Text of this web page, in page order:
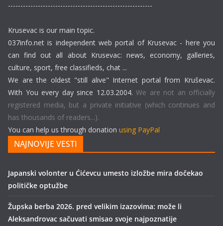
----------------------------------------------------------
Krusevac is our main topic.
037info.net is independent web portal of Krusevac - here you
can find out all about Krusevac: news, economy, galleries,
culture, sport, free classifieds, chat ...
We are the oldest "still alive" Internet portal from Kruševac.
With You every day since 12.03.2004. We are not an officially
registered media, but a private initiative (which continues and
has thousands of readers...).
You can help us through donation using PayPal
NAJNOVIJE VESTI
Japanski volonter u Ćićevcu umesto izložbe mira dočekao
političke optužbe
Župska berba 2026. pred velikim izazovima: može li
Aleksandrovac sačuvati smisao svoje najpoznatije